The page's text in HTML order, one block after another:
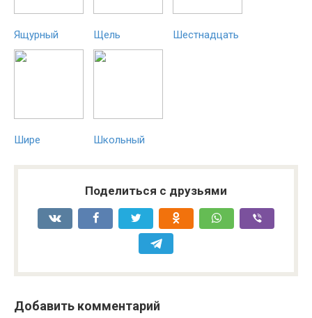
Ящурный Щель Шестнадцать
Шире Школьный
Поделиться с друзьями
Добавить комментарий